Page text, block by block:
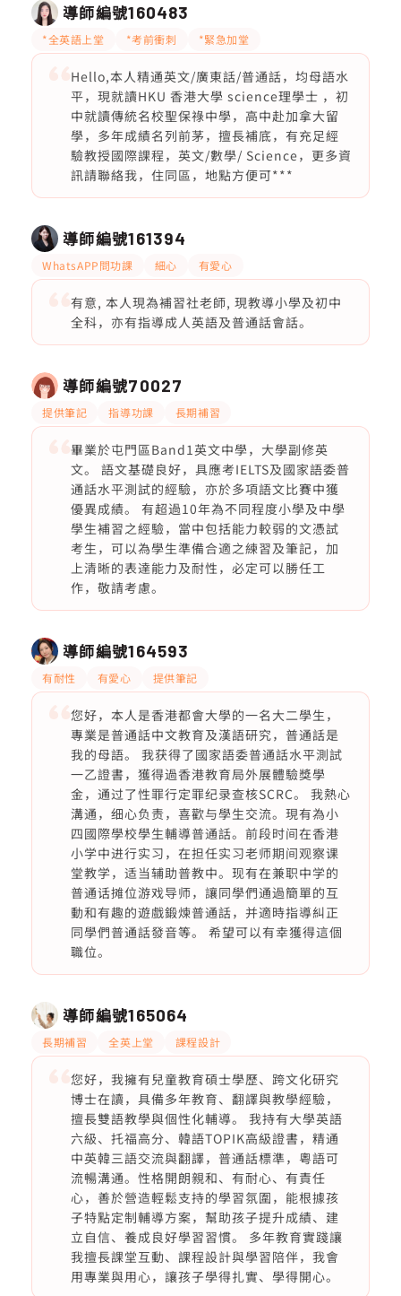
導師編號160483
*全英語上堂 *考前衝刺 *緊急加堂
Hello,本人精通英文/廣東話/普通話，均母語水
平，現就讀HKU 香港大學 science理學士 ，初
中就讀傳統名校聖保祿中學，高中赴加拿大留
學，多年成績名列前茅，擅長補底，有充足經
驗教授國際課程，英文/數學/ Science，更多資
訊請聯絡我，住同區，地點方便可***
導師編號161394
WhatsAPP問功課 細心 有愛心
有意, 本人現為補習社老師, 現教導小學及初中
全科，亦有指導成人英語及普通話會話。
導師編號70027
提供筆記 指導功課 長期補習
畢業於屯門區Band1英文中學，大學副修英
文。 語文基礎良好，具應考IELTS及國家語委普
通話水平測試的經驗，亦於多項語文比賽中獲
優異成績。 有超過10年為不同程度小學及中學
學生補習之經驗，當中包括能力較弱的文憑試
考生，可以為學生準備合適之練習及筆記，加
上清晰的表達能力及耐性，必定可以勝任工
作，敬請考慮。
導師編號164593
有耐性 有愛心 提供筆記
您好，本人是香港都會大學的一名大二學生，
專業是普通話中文教育及漢語研究，普通話是
我的母語。 我获得了國家語委普通話水平測試
一乙證書，獲得過香港教育局外展體驗獎學
金，通过了性罪行定罪纪录查核SCRC。 我熱心
溝通，细心负责，喜歡与學生交流。現有為小
四國際學校學生輔導普通話。前段时间在香港
小学中进行实习，在担任实习老师期间观察课
堂教学，适当辅助普教中。现有在兼职中学的
普通话摊位游戏导师，讓同學們通過簡單的互
動和有趣的遊戲鍛煉普通話，并適時指導糾正
同學們普通話發音等。 希望可以有幸獲得這個
職位。
導師編號165064
長期補習 全英上堂 課程設計
您好，我擁有兒童教育碩士學歷、跨文化研究
博士在讀，具備多年教育、翻譯與教學經驗，
擅長雙語教學與個性化輔導。 我持有大學英語
六級、托福高分、韓語TOPIK高級證書，精通
中英韓三語交流與翻譯，普通話標準，粵語可
流暢溝通。性格開朗親和、有耐心、有責任
心，善於營造輕鬆支持的學習氛圍，能根據孩
子特點定制輔導方案，幫助孩子提升成績、建
立自信、養成良好學習習慣。 多年教育實踐讓
我擅長課堂互動、課程設計與學習陪伴，我會
用專業與用心，讓孩子學得扎實、學得開心。